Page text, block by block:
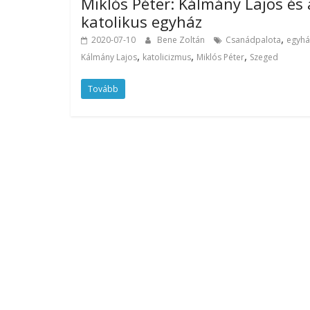
katolikus egyház
2020-07-10 Bene Zoltán Csanádpalota,
Kálmány Lajos, katolicizmus, Miklós Péter, Szeged
Tovább